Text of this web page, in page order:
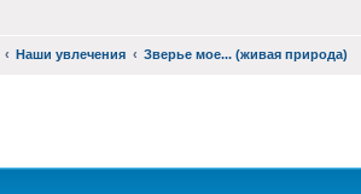
Наши увлечения Зверье мое... (живая природа)